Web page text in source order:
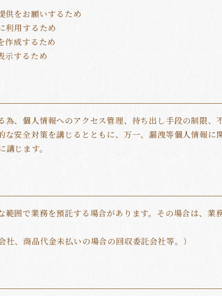
供をお願いするため
利用するため
作成するため
示するため
、個人情報へのアクセス管理、持ち出し手段の制限、
安全対策を講じるとともに、万一、漏洩等個人情報に
じます。
囲で業務を預託する場合があります。その場合は、業
、商品代金未払いの場合の回収委託会社等。）